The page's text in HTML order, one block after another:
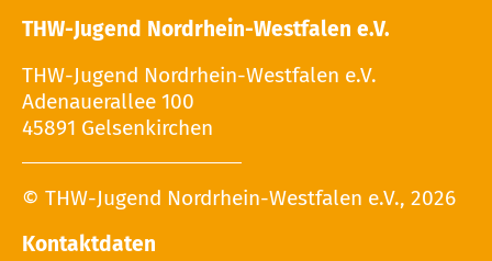
THW-Jugend Nordrhein-Westfalen e.V.
THW-Jugend Nordrhein-Westfalen e.V.
Adenauerallee 100
45891 Gelsenkirchen
© THW-Jugend Nordrhein-Westfalen e.V., 2026
Kontaktdaten